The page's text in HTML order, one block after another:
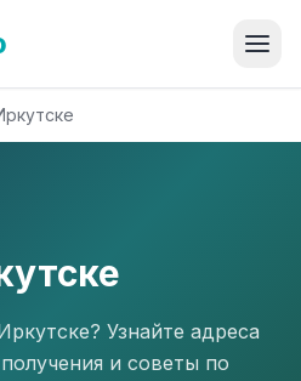
Узнайте адреса
и советы по